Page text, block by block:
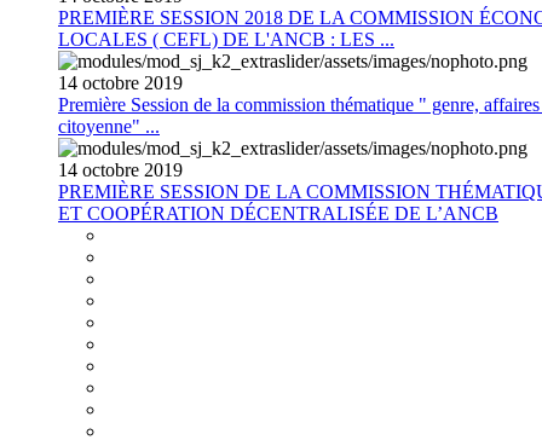
PREMIÈRE SESSION 2018 DE LA COMMISSION
LOCALES ( CEFL) DE L'ANCB : LES ...
14 octobre 2019
Première Session de la commission thématique " genre,
citoyenne" ...
14 octobre 2019
PREMIÈRE SESSION DE LA COMMISSION
ET COOPÉRATION DÉCENTRALISÉE DE L’ANCB